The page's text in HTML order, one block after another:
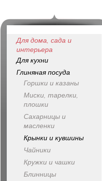
Для дома, сада и
интерьера
Для кухни
Глиняная посуда
Горшки и казаны
Миски, тарелки,
плошки
Сахарницы и
масленки
Крынки и кувшины
Чайники
Кружки и чашки
Блинницы